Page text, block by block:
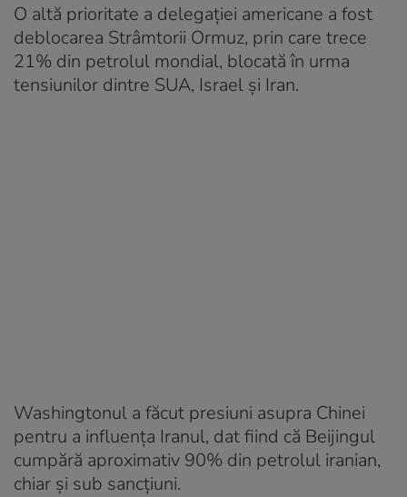
O altă prioritate a delegației americane a fost
deblocarea Strâmtorii Ormuz, prin care trece
21% din petrolul mondial, blocată în urma
tensiunilor dintre SUA, Israel și Iran.
Washingtonul a făcut presiuni asupra Chinei
pentru a influența Iranul, dat fiind că Beijingul
cumpără aproximativ 90% din petrolul iranian,
chiar și sub sancțiuni.